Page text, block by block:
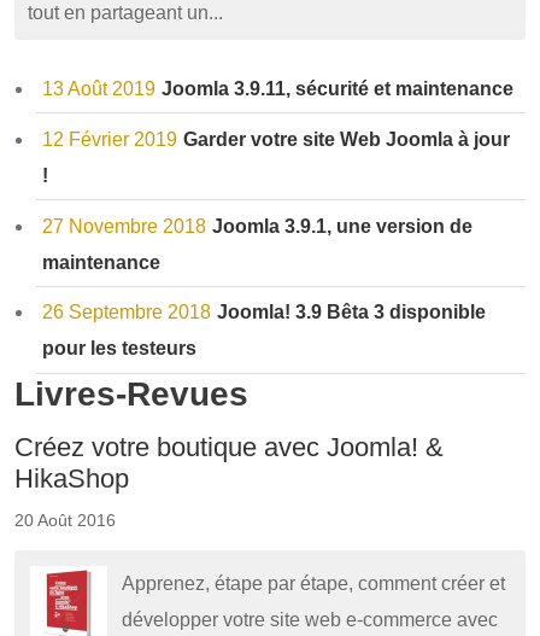
tout en partageant un...
13 Août 2019 Joomla 3.9.11, sécurité et maintenance
12 Février 2019 Garder votre site Web Joomla à jour
!
27 Novembre 2018 Joomla 3.9.1, une version de
maintenance
26 Septembre 2018 Joomla! 3.9 Bêta 3 disponible
pour les testeurs
Livres-Revues
Créez votre boutique avec Joomla! &
HikaShop
20 Août 2016
Apprenez, étape par étape, comment créer et
développer votre site web e-commerce avec